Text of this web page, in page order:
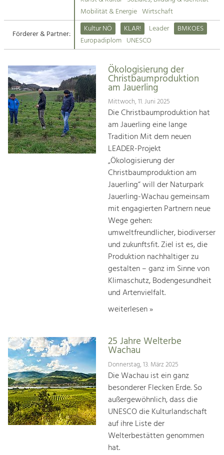
Suche
Impressum
Kontakt
Tourismus
Angebotsentwicklung und
Kunst & Kultur
Handwerk, Wissenschaft und Forschung.
Soziales, Bildung &
Identität
Gleichberechtigung, Jugend und
Integration
Mobilität & Energie
Klimawandel, öffentlicher Verkehr und
Steigerung regionaler Wertschöpfung
Mobilität & Energie Wirtschaft
Förderer & Partner:
Kultur NÖ KLAR! Leader
BMKOES
Europadiplom UNESCO
Ökologisierung der
Christbaumproduktion
am Jauerling
Mittwoch, 11. Juni 2025
Die Christbaumproduktion hat
am Jauerling eine lange
Tradition Mit dem neuen
LEADER-Projekt
„Ökologisierung der
Christbaumproduktion am
Jauerling“ will der Naturpark
Jauerling-Wachau gemeinsam
mit engagierten Partnern neue
Wege gehen:
umweltfreundlicher, biodiverser
und zukunftsfit. Ziel ist es, die
Produktion nachhaltiger zu
gestalten – ganz im Sinne von
Klimaschutz, Bodengesundheit
und Artenvielfalt.
weiterlesen »
25 Jahre Welterbe
Wachau
Donnerstag, 13. März 2025
Die Wachau ist ein ganz
besonderer Flecken Erde. So
außergewöhnlich, dass die
UNESCO die Kulturlandschaft
auf ihre Liste der
Welterbestätten genommen
hat.